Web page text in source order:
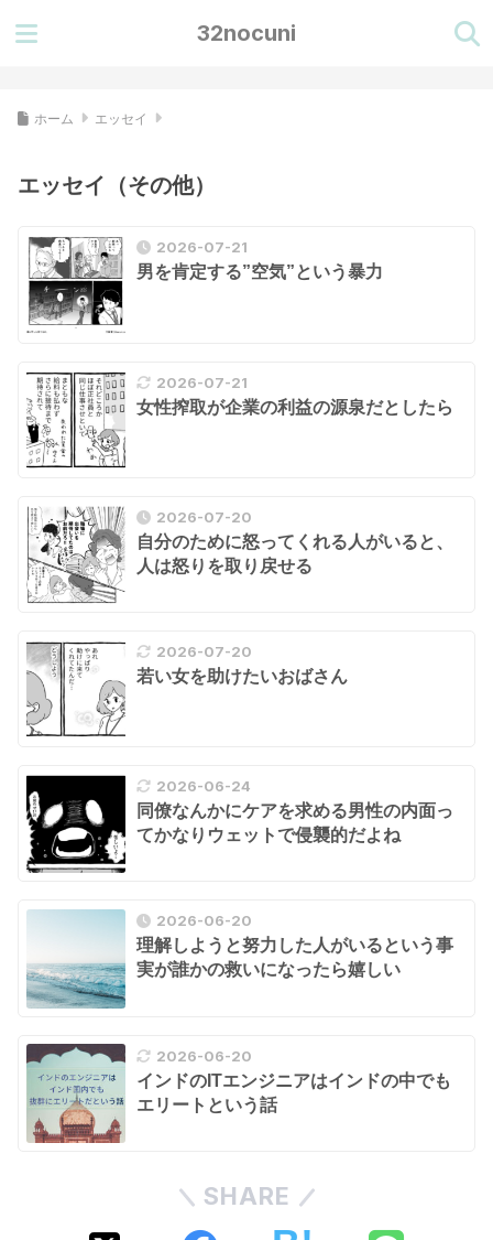
32nocuni
ホーム エッセイ
エッセイ（その他）
2026-07-21
男を肯定する”空気”という暴力
2026-07-21
女性搾取が企業の利益の源泉だとしたら
2026-07-20
自分のために怒ってくれる人がいると、
人は怒りを取り戻せる
2026-07-20
若い女を助けたいおばさん
2026-06-24
同僚なんかにケアを求める男性の内面っ
てかなりウェットで侵襲的だよね
2026-06-20
理解しようと努力した人がいるという事
実が誰かの救いになったら嬉しい
2026-06-20
インドのITエンジニアはインドの中でも
エリートという話
SHARE